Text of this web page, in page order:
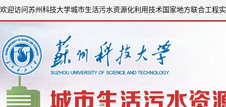
欢迎访问苏州科技大学城市生活污水资源化利用技术国家地方联合工程